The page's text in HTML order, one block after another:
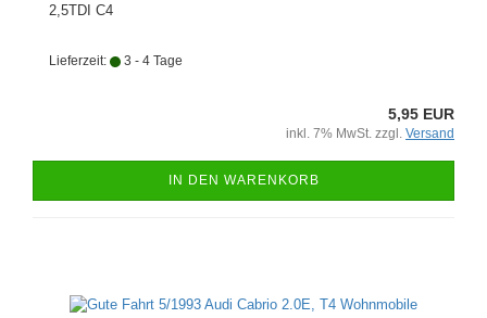
2,5TDI C4
Lieferzeit: 3 - 4 Tage
5,95 EUR
inkl. 7% MwSt. zzgl. Versand
IN DEN WARENKORB